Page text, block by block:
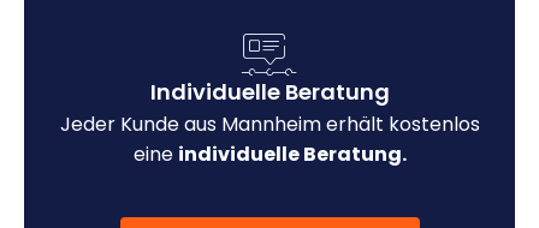
Individuelle Beratung
Jeder Kunde aus Mannheim erhält kostenlos
eine individuelle Beratung.